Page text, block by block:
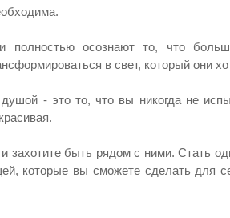
полностью осознают то, что
в свет, который они
- это то, что вы никогда не
захотите быть рядом с ними. Стать
которые вы сможете сделать для